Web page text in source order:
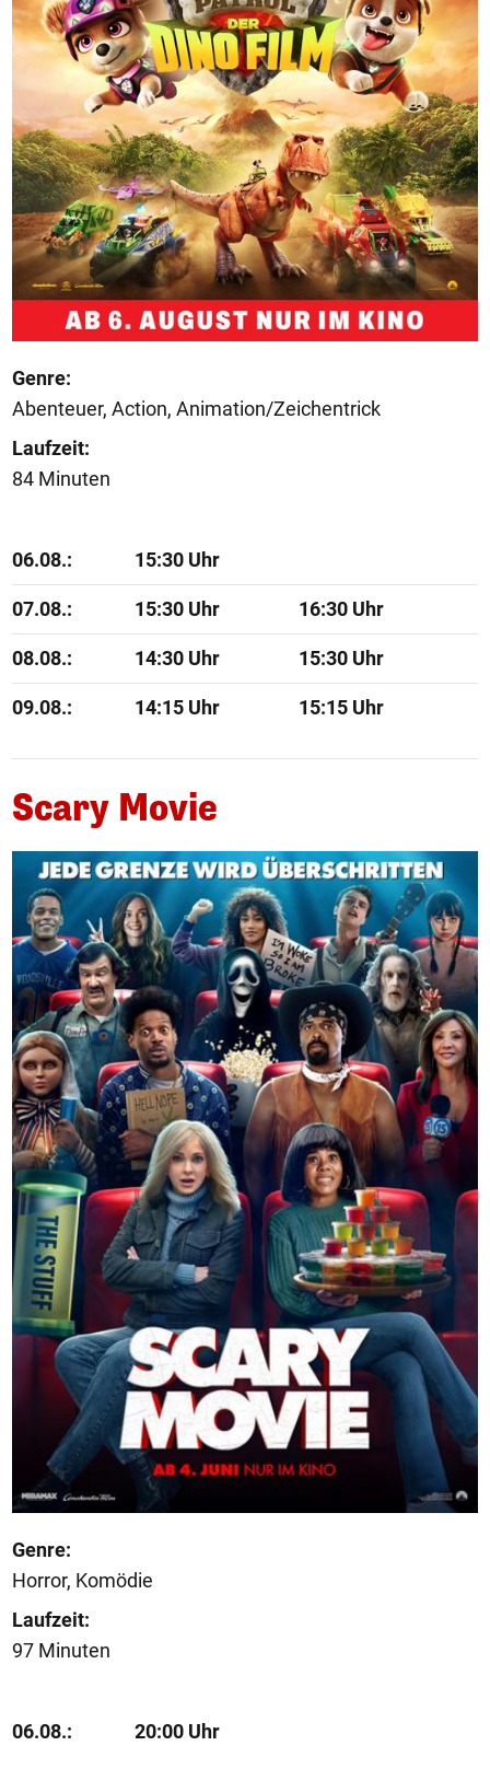
Genre:
Abenteuer, Action, Animation/Zeichentrick
Laufzeit:
84 Minuten
06.08.: 15:30 Uhr
07.08.: 15:30 Uhr 16:30 Uhr
08.08.: 14:30 Uhr 15:30 Uhr
09.08.: 14:15 Uhr 15:15 Uhr
Scary Movie
Genre:
Horror, Komödie
Laufzeit:
97 Minuten
06.08.: 20:00 Uhr